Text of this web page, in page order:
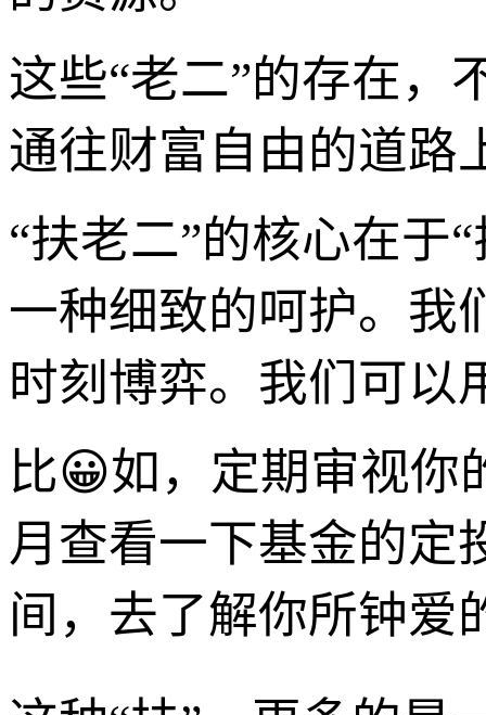
这些“老二”的存在，
通往财富自由的道路
“扶老二”的核心在于
一种细致的呵护。我
时刻博弈。我们可以
比😀如，定期审视你
月查看一下基金的定
间，去了解你所钟爱